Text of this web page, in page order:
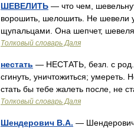
ШЕВЕЛИТЬ — что чем,
ворошить, шелошить. Не шевели
щупальцами. Она шепчет, шевеля
Толковый словарь Даля
нестать — НЕСТАТЬ, безл. с род.
сгинуть, уничтожиться;
стать бы тебе жалеть после, не
Толковый словарь Даля
Шендерович В.А. — Шендерович